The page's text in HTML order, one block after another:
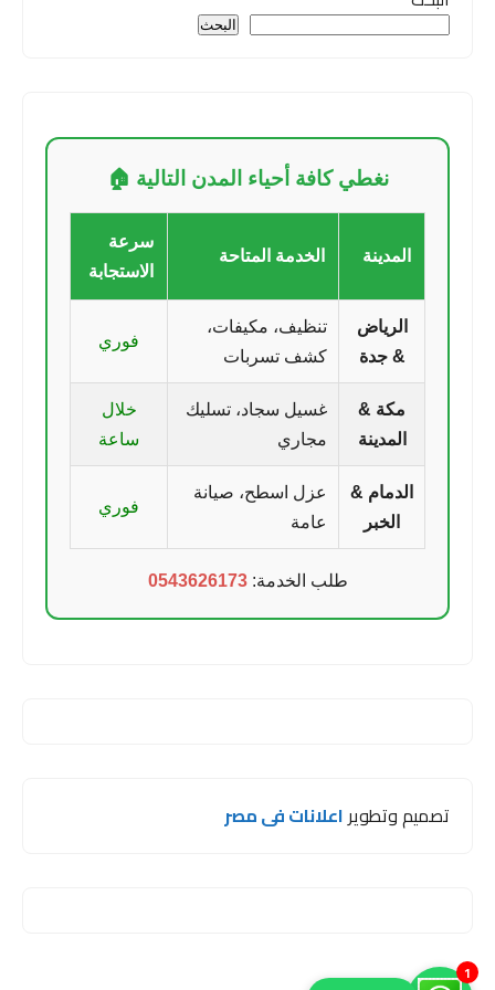
البحث
نغطي كافة أحياء المدن التالية 🏠
المدينة الخدمة المتاحة
سرعة
الاستجابة
الرياض
& جدة
تنظيف، مكيفات،
كشف تسربات
فوري
مكة &
المدينة
غسيل سجاد، تسليك
مجاري
خلال
ساعة
الدمام &
الخبر
عزل اسطح، صيانة
عامة
فوري
طلب الخدمة:0543626173
تصميم وتطويراعلانات فى مصر